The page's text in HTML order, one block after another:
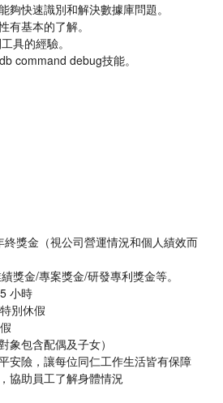
夠快速識別和解決數據庫問題。
有基本的了解。
具的經驗。
command debug技能。
獎金（視公司營運情況和個人績效而
獎金/專案獎金/研發專利獎金等。
小時
別休假
象包含配偶及子女）
安險，讓每位同仁工作生活皆有保障
協助員工了解身體情況